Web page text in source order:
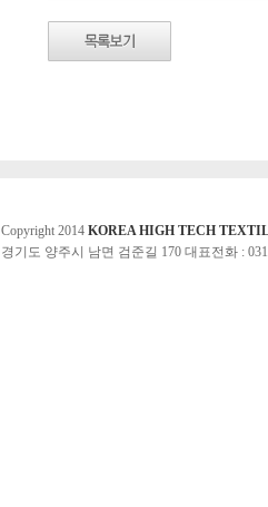
Copyright 2014 KOREA HIGH TECH
경기도 양주시 남면 검준길 170 대표전화 :